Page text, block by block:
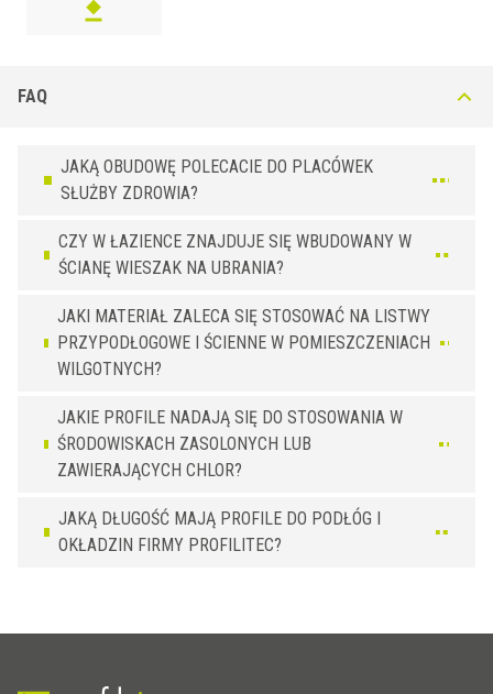
ŻYWICA SYNTETYCZNA
SB 24 P11 Biały
FAQ
JAKĄ OBUDOWĘ POLECACIE DO PLACÓWEK
SŁUŻBY ZDROWIA?
CZY W ŁAZIENCE ZNAJDUJE SIĘ WBUDOWANY W
ŚCIANĘ WIESZAK NA UBRANIA?
JAKI MATERIAŁ ZALECA SIĘ STOSOWAĆ NA LISTWY
PRZYPODŁOGOWE I ŚCIENNE W POMIESZCZENIACH
WILGOTNYCH?
JAKIE PROFILE NADAJĄ SIĘ DO STOSOWANIA W
ŚRODOWISKACH ZASOLONYCH LUB
ZAWIERAJĄCYCH CHLOR?
JAKĄ DŁUGOŚĆ MAJĄ PROFILE DO PODŁÓG I
OKŁADZIN FIRMY PROFILITEC?